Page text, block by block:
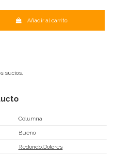
Añadir al carrito
sucios.
Columna
Bueno
Redondo,Dolores